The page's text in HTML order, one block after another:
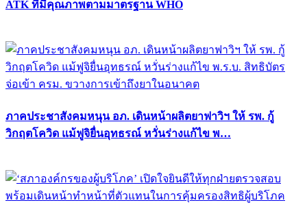
ATK ที่มีคุณภาพตามมาตรฐาน WHO
ภาคประชาสังคมหนุน อภ. เดินหน้าผลิตยาฟาวิฯ ให้ รพ. กู้
วิกฤตโควิด แม้ฟูจิยื่นอุทธรณ์ หวั่นร่างแก้ไข พ…